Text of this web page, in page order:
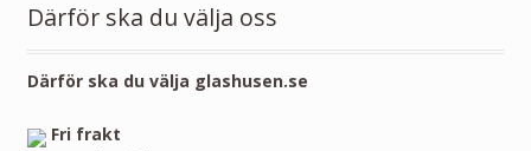
Därför ska du välja oss
Därför ska du välja glashusen.se
Fri frakt